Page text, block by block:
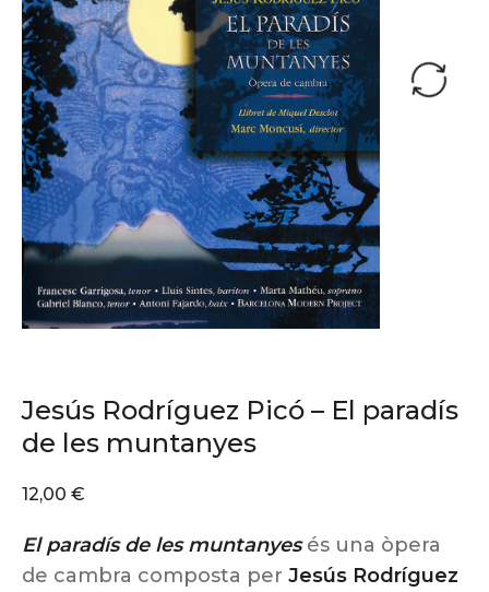
Jesús Rodríguez Picó – El paradís
de les muntanyes
12,00 €
El paradís de les muntanyesés una òpera
de cambra composta per Jesús Rodríguez